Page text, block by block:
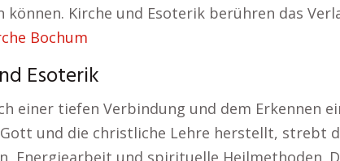
Kirche und Esoterik berühren das
Bochum
Esoterik
einer tiefen Verbindung und dem Erkennen
und die christliche Lehre herstellt, strebt